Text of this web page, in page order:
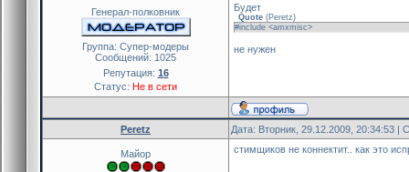
Генерал-полковник
Группа: Cупер-модеры
Сообщений: 1025
Репутация: 16
Статус: Не в сети
Будет
Quote (Peretz)
#include <amxmisc>
не нужен
Peretz Дата: Вторник, 29.12.2009, 20:34:53 |
Майор стимщиков не коннектит.. как это